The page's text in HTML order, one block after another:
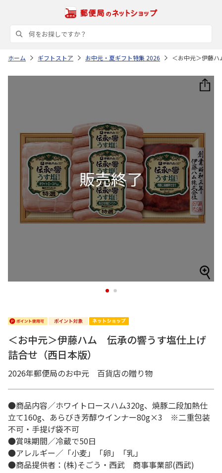
ホーム ギフトストア お中元・夏ギフト特集 2026 ＜お中元＞伊藤
1 2
＜お中元＞伊藤ハム 伝承の響うす塩仕上げ
詰合せ（西日本版）
2026年郵便局のお中元 百貨店の贈り物
●商品内容／ホワイトロースハム320g、焼豚二段加熱仕
立て160g、あらびき芳醇ウインナー80g×3 ※二重包装
不可・手提げ袋不可
●賞味期間／冷蔵で50日
●アレルギー／「小麦」「卵」「乳」
●商品提供者：(株)そごう・西武 商事事業部(西武)